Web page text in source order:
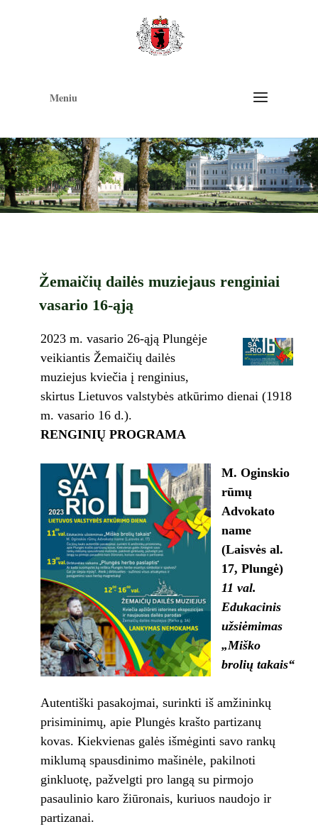
Meniu
Žemaičių dailės muziejaus renginiai
vasario 16-ąją
2023 m. vasario 26-ąją Plungėje
veikiantis Žemaičių dailės
muziejus kviečia į renginius,
skirtus Lietuvos valstybės atkūrimo dienai (1918
m. vasario 16 d.).
RENGINIŲ PROGRAMA
M. Oginskio
rūmų
Advokato
name
(Laisvės al.
17, Plungė)
11 val.
Edukacinis
užsiėmimas
„Miško
brolių takais“
Autentiški pasakojmai, surinkti iš amžininkų
prisiminimų, apie Plungės krašto partizanų
kovas. Kiekvienas galės išmėginti savo rankų
miklumą spausdinimo mašinėle, pakilnoti
ginkluotę, pažvelgti pro langą su pirmojo
pasaulinio karo žiūronais, kuriuos naudojo ir
partizanai.